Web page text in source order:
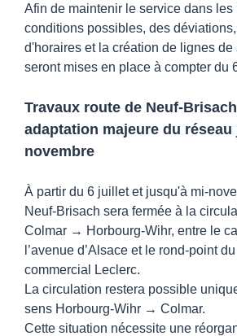
Afin de maintenir le service dans les
conditions possibles, des
d'horaires et la création de lignes de
seront mises en place à compter du
Travaux route de Neuf-
adaptation majeure du
novembre
À partir du 6 juillet et jusqu'à mi-
Neuf-Brisach sera fermée à la
Colmar → Horbourg-Wihr, entre le
l’avenue d’Alsace et le rond-point
commercial Leclerc.
La circulation restera possible
sens Horbourg-Wihr → Colmar.
Cette situation nécessite une